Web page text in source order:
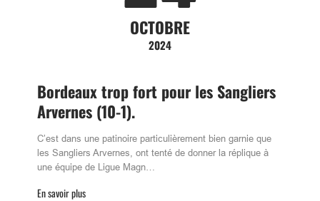
OCTOBRE
2024
Bordeaux trop fort pour les Sangliers
Arvernes (10-1).
C’est dans une patinoire particulièrement bien garnie que
les Sangliers Arvernes, ont tenté de donner la réplique à
une équipe de Ligue Magn…
En savoir plus